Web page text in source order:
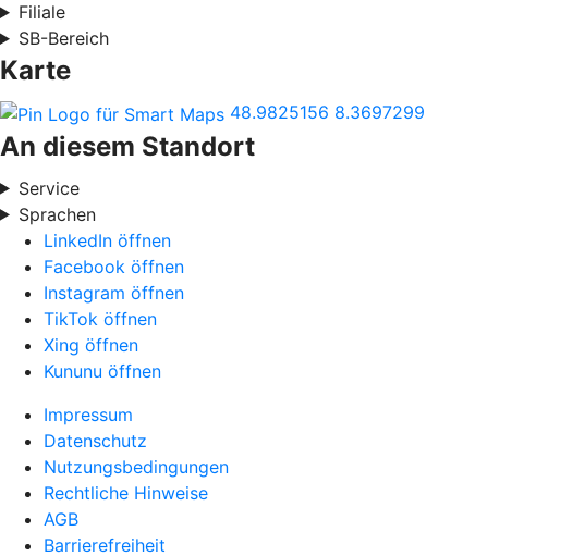
Filiale
SB-Bereich
Karte
48.9825156 8.3697299
An diesem Standort
Service
Sprachen
LinkedIn öffnen
Facebook öffnen
Instagram öffnen
TikTok öffnen
Xing öffnen
Kununu öffnen
Impressum
Datenschutz
Nutzungsbedingungen
Rechtliche Hinweise
AGB
Barrierefreiheit